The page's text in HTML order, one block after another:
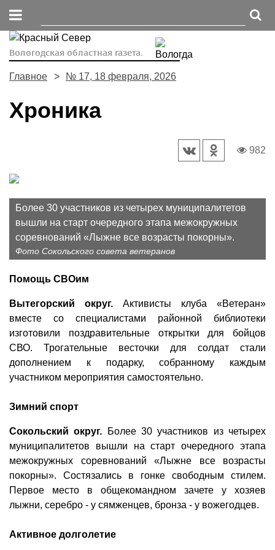
Вологодская областная газета.
Главное № 17, 18 февраля, 2026
Хроника
982
Более 30 участников из четырех муниципалитетов
вышли на старт очередного этапа межокружных
соревнований «Лыжне все возрасты покорны».
Фото Сокольского совета ветеранов
Помощь СВОим
Вытегорский округ. Активисты клуба «Ветеран»
вместе со специалистами районной библиотеки
изготовили поздравительные открытки для бойцов
СВО. Трогательные весточки для солдат стали
дополнением к подарку, собранному каждым
участником мероприятия самостоятельно.
Зимний спорт
Сокольский округ. Более 30 участников из четырех
муниципалитетов вышли на старт очередного этапа
межокружных соревнований «Лыжне все возрасты
покорны». Состязались в гонке свободным стилем.
Первое место в общекомандном зачете у хозяев
лыжни, серебро - у сямженцев, бронза - у вожегодцев.
Активное долголетие